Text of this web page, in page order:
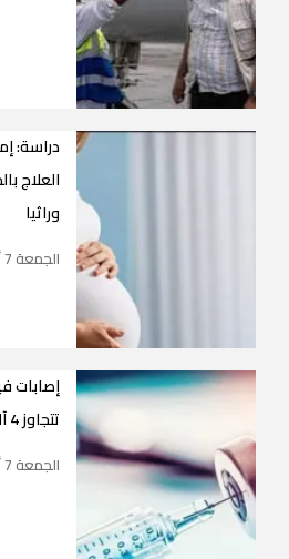
دراسة:
العلاج
وراثيا
الجمعة 7 أغسطس 2026 11:04:42
إصابات
تتجاوز 4 آلاف
الجمعة 7 أغسطس 2026 10:55:26